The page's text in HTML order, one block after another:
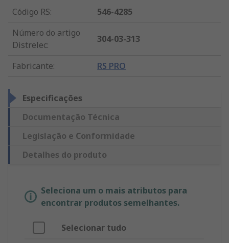
Código RS:
546-4285
Número do artigo
Distrelec:
304-03-313
Fabricante: RS PRO
Especificações
Documentação Técnica
Legislação e Conformidade
Detalhes do produto
Seleciona um o mais atributos para
encontrar produtos semelhantes.
Selecionar tudo